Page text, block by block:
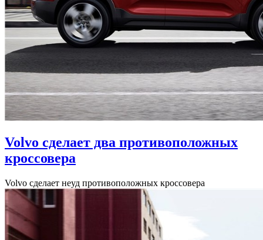
Volvo сделает два противоположных
кроссовера
Volvo сделает неуд противоположных кроссовера